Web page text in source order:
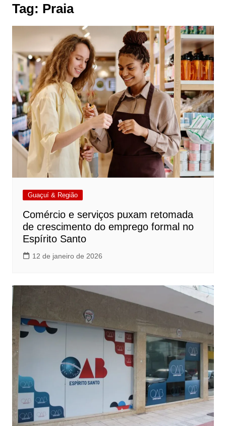
Tag: Praia
Guaçuí & Região
Comércio e serviços puxam retomada
de crescimento do emprego formal no
Espírito Santo
12 de janeiro de 2026